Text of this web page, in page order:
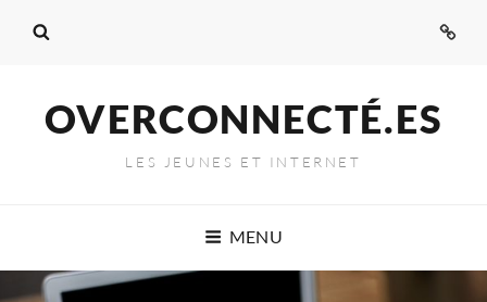
Admin
OVERCONNECTÉ.ES
LES JEUNES ET INTERNET
MENU